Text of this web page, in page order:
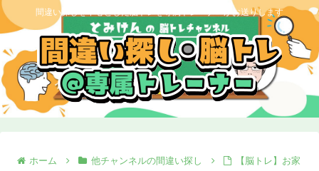
間違い探しを中心とした脳トレを専属トレーナーがお送りします
ホーム 他チャンネルの間違い探し
【脳トレ】お家